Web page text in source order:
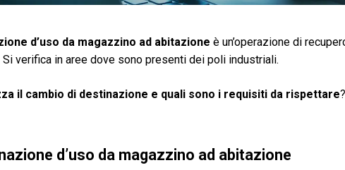
d’uso da magazzino ad abitazione è un’operazione di
verifica in aree dove sono presenti dei poli industriali.
il cambio di destinazione e quali sono i requisiti da rispettare?
d’uso da magazzino ad abitazione